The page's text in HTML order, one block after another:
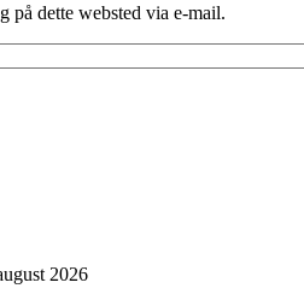
på dette websted via e-mail.
2026